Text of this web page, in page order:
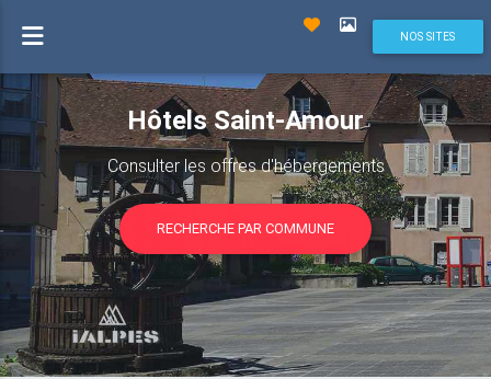
NOS SITES
Hôtels Saint-Amour
Consulter les offres d'hébergements
RECHERCHE PAR COMMUNE